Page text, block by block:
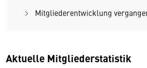
Mitgliederentwicklung
Aktuelle Mitgliederstatistik